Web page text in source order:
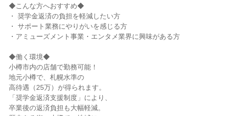
◆こんな方へおすすめ◆
・ 奨学金返済の負担を軽減したい方
・ サポート業務にやりがいを感じる方
・アミューズメント事業・エンタメ業界に興味がある方
◆働く環境◆
小樽市内の店舗で勤務可能！
地元小樽で、札幌水準の
高待遇（25万）が得られます。
「奨学金返済支援制度」により、
卒業後の返済負担も大幅軽減。